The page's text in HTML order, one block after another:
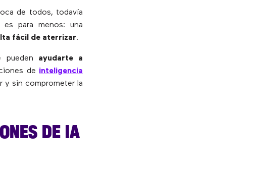
de todos, todavía
para menos: una
fácil de aterrizar.
pueden ayudarte a
de inteligencia
y sin comprometer la
DE IA